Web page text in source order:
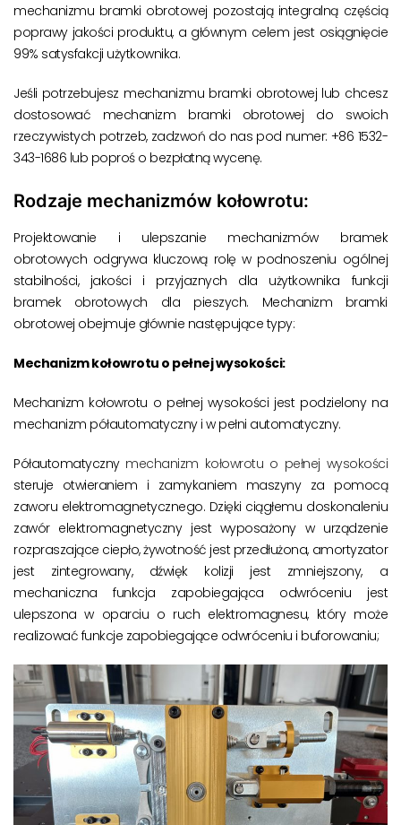
mechanizmu bramki obrotowej pozostają integralną częścią
poprawy jakości produktu, a głównym celem jest osiągnięcie
99% satysfakcji użytkownika.
Jeśli potrzebujesz mechanizmu bramki obrotowej lub chcesz
dostosować mechanizm bramki obrotowej do swoich
rzeczywistych potrzeb, zadzwoń do nas pod numer: +86 1532-
343-1686 lub poproś o bezpłatną wycenę.
Rodzaje mechanizmów kołowrotu:
Projektowanie i ulepszanie mechanizmów bramek
obrotowych odgrywa kluczową rolę w podnoszeniu ogólnej
stabilności, jakości i przyjaznych dla użytkownika funkcji
bramek obrotowych dla pieszych. Mechanizm bramki
obrotowej obejmuje głównie następujące typy:
Mechanizm kołowrotu o pełnej wysokości:
Mechanizm kołowrotu o pełnej wysokości jest podzielony na
mechanizm półautomatyczny i w pełni automatyczny.
Półautomatyczny mechanizm kołowrotu o pełnej wysokości
steruje otwieraniem i zamykaniem maszyny za pomocą
zaworu elektromagnetycznego. Dzięki ciągłemu doskonaleniu
zawór elektromagnetyczny jest wyposażony w urządzenie
rozpraszające ciepło, żywotność jest przedłużona, amortyzator
jest zintegrowany, dźwięk kolizji jest zmniejszony, a
mechaniczna funkcja zapobiegająca odwróceniu jest
ulepszona w oparciu o ruch elektromagnesu, który może
realizować funkcje zapobiegające odwróceniu i buforowaniu;